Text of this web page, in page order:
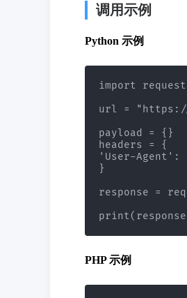
调用示例
Python 示例
import
url = "https://
payload = {}
headers = {
'User-
}
response =
PHP 示例